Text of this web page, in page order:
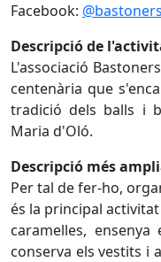
Facebook:
Descripció de
L'associació
centenària que
tradició dels balls i
Maria d'Oló.
Descripció més
Per tal de fer-ho,
és la principal
caramelles,
conserva els vestits i